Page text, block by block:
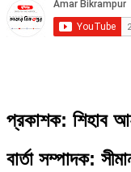
প্রকাশক: শিহাব
বার্তা সম্পাদক: